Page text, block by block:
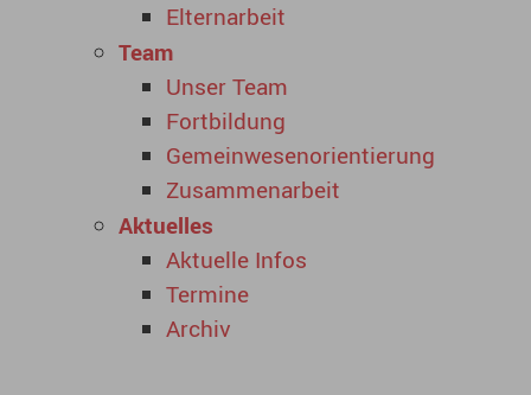
Elternarbeit
Team
Unser Team
Fortbildung
Gemeinwesenorientierung
Zusammenarbeit
Aktuelles
Aktuelle Infos
Termine
Archiv